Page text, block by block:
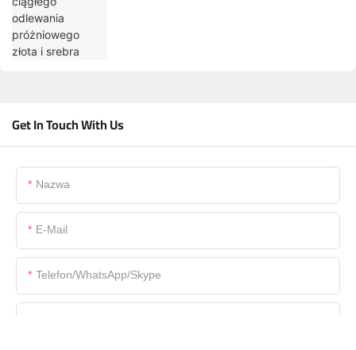
Get In Touch With Us
Nazwa
E-Mail
Telefon/WhatsApp/Skype